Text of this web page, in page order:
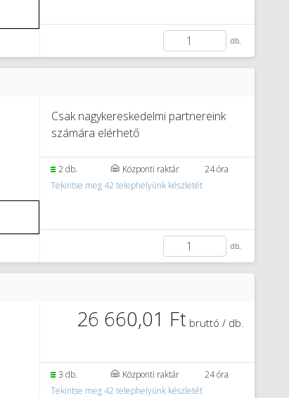
db.
Csak nagykereskedelmi partnereink
számára elérhető
2 db. Központi raktár
24 óra
Tekintse meg 42 telephelyünk készletét
db.
26 660,01 Ft bruttó / db.
3 db. Központi raktár
24 óra
Tekintse meg 42 telephelyünk készletét